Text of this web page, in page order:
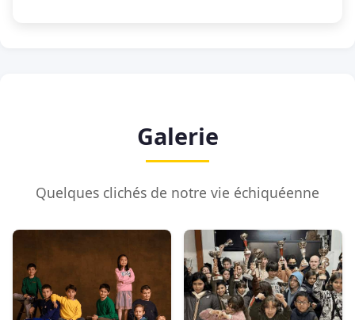
Galerie
Quelques clichés de notre vie échiquéenne